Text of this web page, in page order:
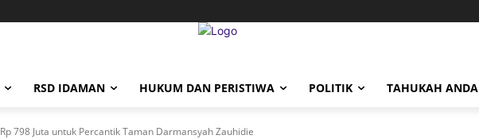
RSD IDAMAN HUKUM DAN PERISTIWA POLITIK TAHUKAH ANDA
Rp 798 Juta untuk Percantik Taman Darmansyah Zauhidie